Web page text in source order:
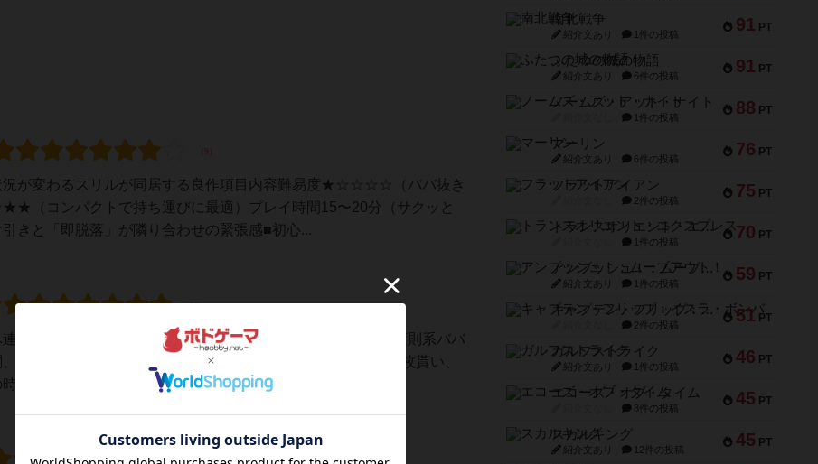
況が変わるスリルが同居する良作項目内容難易度★☆☆☆☆（ババ抜き
（コンパクトで持ち運びに最適）プレイ時間15〜20分（サクッと
きと「即脱落」が隣り合わせの緊張感■初心...
れ去られてしまうよ」的な都市伝説が設定になっている、変則系ババ
迷子の3種類。ババ抜きの要領で、右隣の人からカードを一枚貰い、
迷子カードは場に出せない。手札が迷子だけか...
91 PT
南北戦争
紹介文あり 1件の投稿
91 PT
ふたつの城の物語
紹介文あり 6件の投稿
88 PT
ノームズ・アット・ナイト
1件の投稿
76 PT
マーリン
紹介文あり 6件の投稿
75 PT
フラットアイアン
2件の投稿
70 PT
トランスオリエント・エクスプレス
1件の投稿
59 PT
アンブッシュ！：ムーブアウト！
紹介文あり 1件の投稿
51 PT
キャプテン・フリップ：イスラ・ボンバ
2件の投稿
46 PT
ガルフストライク
紹介文あり 1件の投稿
45 PT
エコーズ・オブ・タイム
8件の投稿
45 PT
スカルキング
紹介文あり 12件の投稿